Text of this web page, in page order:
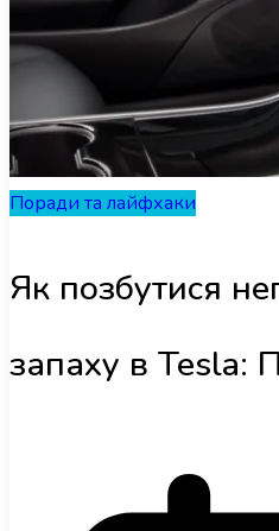
Концепт-кари
Поради та лайфхаки
Інфраструктура
Огляди
Поради та лайфхаки
Як позбутися
запаху в Tesla: